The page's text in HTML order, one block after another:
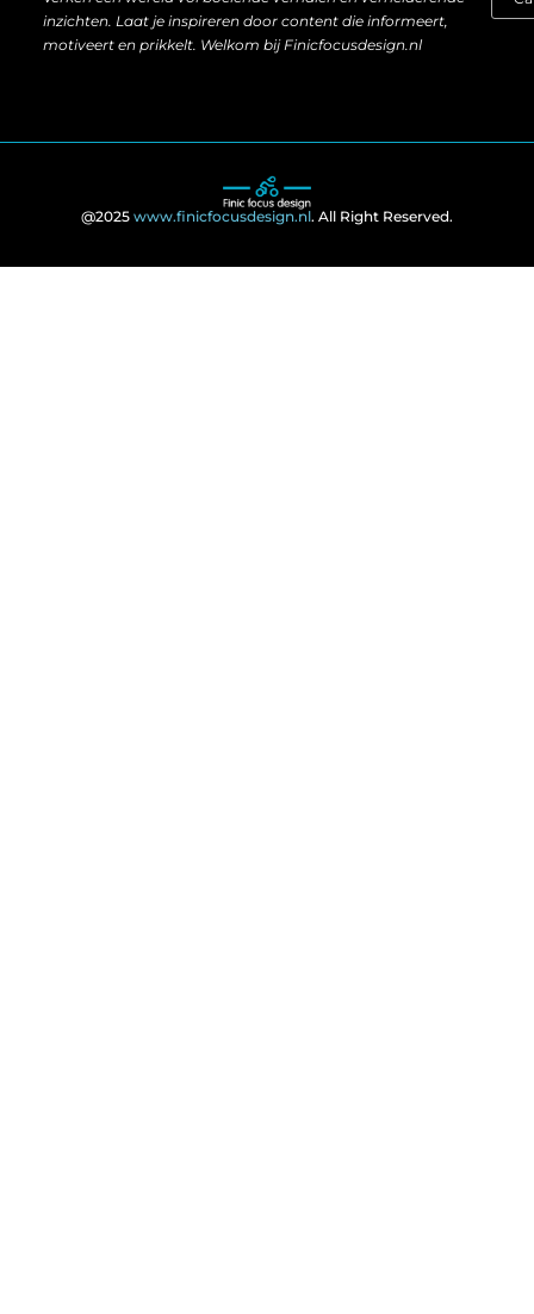
inzichten. Laat je inspireren door content die informeert,
motiveert en prikkelt. Welkom bij Finicfocusdesign.nl
@2025 www.finicfocusdesign.nl. All Right Reserved.